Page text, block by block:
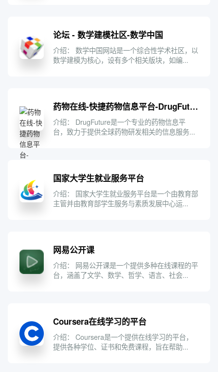
论坛 - 数学建模社区-数学中国
介绍： 数学中国网站是一个综合性学术社区，以
数学建模为核心，设有多个相关版块，如编...
药物在线-快捷药物信息平台-DrugFuture数据在线
介绍： DrugFuture是一个专业的药物信息平
台，致力于提供全球药物研发相关的信息服务...
国家大学生就业服务平台
介绍： 国家大学生就业服务平台是一个由教育部
主管并由教育部学生服务与素质发展中心运...
网易公开课
介绍： 网易公开课是一个提供多种在线课程的平
台，涵盖了文学、数学、哲学、语言、社会...
Coursera在线学习的平台
介绍： Coursera是一个提供在线学习的平台，
提供各种学位、证书和免费课程，旨在帮助...